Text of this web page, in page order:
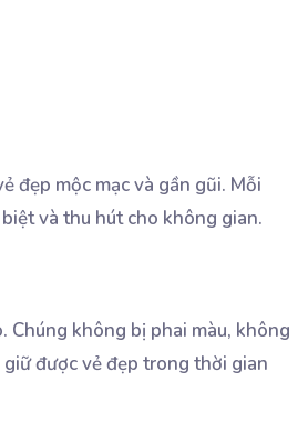
đẹp mộc mạc và gần gũi. Mỗi
và thu hút cho không gian.
Chúng không bị phai màu, không
được vẻ đẹp trong thời gian